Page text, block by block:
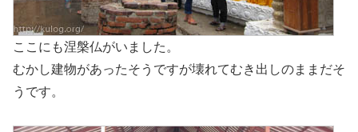
ここにも涅槃仏がいました。
むかし建物があったそうですが壊れてむき出しのままだそ
うです。